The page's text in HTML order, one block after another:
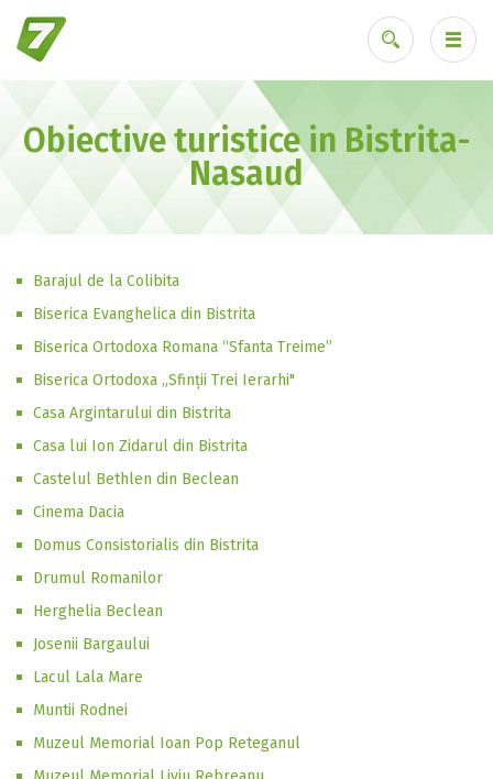
Ai uitat parola?
Obiective turistice in Bistrita-
Nasaud
Barajul de la Colibita
Biserica Evanghelica din Bistrita
Biserica Ortodoxa Romana “Sfanta Treime”
Biserica Ortodoxa „Sfinții Trei Ierarhi"
Casa Argintarului din Bistrita
Casa lui Ion Zidarul din Bistrita
Castelul Bethlen din Beclean
Cinema Dacia
Domus Consistorialis din Bistrita
Drumul Romanilor
Herghelia Beclean
Josenii Bargaului
Lacul Lala Mare
Muntii Rodnei
Muzeul Memorial Ioan Pop Reteganul